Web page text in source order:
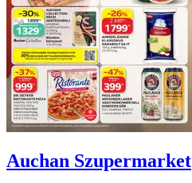
Auchan Szupermarket